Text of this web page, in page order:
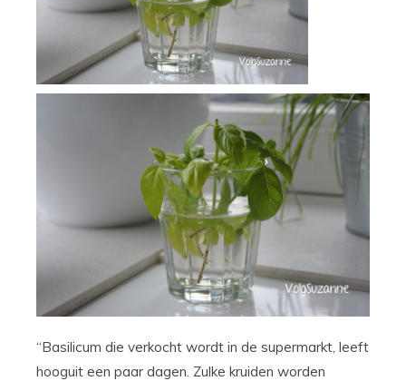
“Basilicum die verkocht wordt in de supermarkt, leeft
hooguit een paar dagen. Zulke kruiden worden